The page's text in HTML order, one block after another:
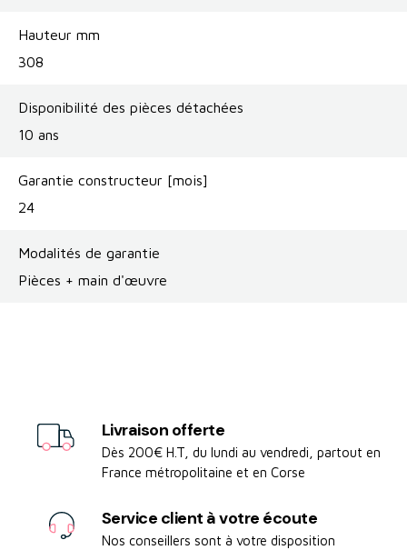
Hauteur mm
308
Disponibilité des pièces détachées
10 ans
Garantie constructeur [mois]
24
Modalités de garantie
Pièces + main d'œuvre
Livraison offerte
Dès 200€ H.T, du lundi au vendredi, partout en
France métropolitaine et en Corse
Service client à votre écoute
Nos conseillers sont à votre disposition